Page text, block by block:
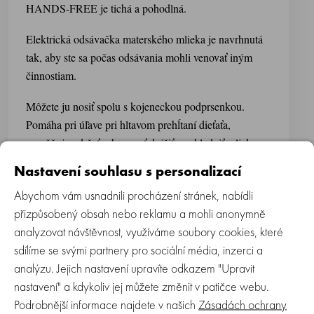
HANDS-FREE je tichá a pohodlná.
Elektrická odsávačka materského mlieka je navrhnutá
tak, aby ste sa počas odsávania mohli venovať iným
činnostiam.
Môžete ju nosiť spolu s kojeneckou podprsenkou.
Pomáha pri úľave pri hltavom prehĺtaní dieťaťa,
umožňuje udržať schopnosť dojčiť a uskladniť mlieko na
dieťaťa. Prístroj je určený len pre jednu užívateľku.
Vlastnosti:
3 režimy funkcií Memory
Zapamätá si
prispôsobený
výber užívateľa.
Prispôsobuje odsávanie podľa
zmien a potrieb v každej fáze
dojčenia.
Nastavení souhlasu s personalizací
Abychom vám usnadnili procházení stránek, nabídli
přizpůsobený obsah nebo reklamu a mohli anonymně
analyzovat návštěvnost, využíváme soubory cookies, které
sdílíme se svými partnery pro sociální média, inzerci a
analýzu. Jejich nastavení upravíte odkazem "Upravit
nastavení" a kdykoliv jej můžete změnit v patičce webu.
Podrobnější informace najdete v našich Zásadách ochrany